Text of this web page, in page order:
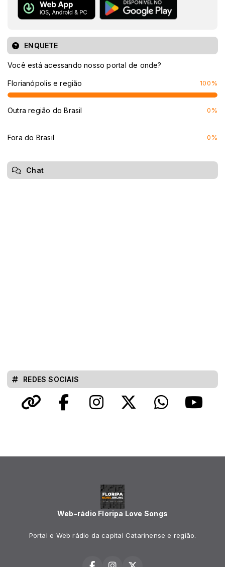
ENQUETE
Você está acessando nosso portal de onde?
Florianópolis e região 100%
Outra região do Brasil 0%
Fora do Brasil 0%
Chat
REDES SOCIAIS
Web-rádio Floripa Love Songs
Portal e Web rádio da capital Catarinense e região.